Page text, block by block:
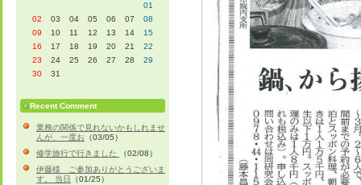
01
02
03 04 05 06 07
08
09
10 11 12 13 14
15
16
17 18 19 20 21
22
23
24 25 26 27 28
29
30
31
Recent Comment
業務の関係で見れないかもしれませ
んが、一度お （03/05）
修学旅行で行きました
（02/08）
伊藤様 ご参加ありがとうございま
す。 当日
（01/25）